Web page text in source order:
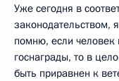
Уже сегодня в
законодательством,
помню, если человек
госнаграды, то в
быть приравнен к